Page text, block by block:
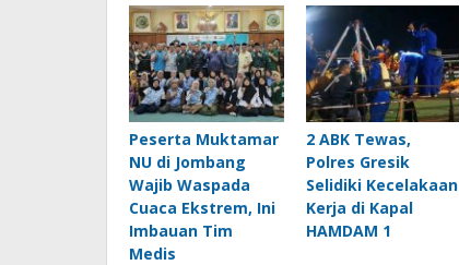
Peserta Muktamar
NU di Jombang
Wajib Waspada
Cuaca Ekstrem, Ini
Imbauan Tim
Medis
2 ABK Tewas,
Polres Gresik
Selidiki Kecelakaan
Kerja di Kapal
HAMDAM 1